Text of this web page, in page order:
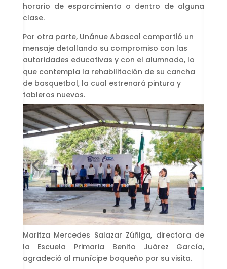
horario de esparcimiento o dentro de alguna
clase.
Por otra parte, Unánue Abascal compartió un
mensaje detallando su compromiso con las
autoridades educativas y con el alumnado, lo
que contempla la rehabilitación de su cancha
de basquetbol, la cual estrenará pintura y
tableros nuevos.
Maritza Mercedes Salazar Zúñiga, directora de
la Escuela Primaria Benito Juárez García,
agradeció al munícipe boqueño por su visita.